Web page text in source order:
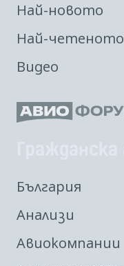
Най-новото
Най-четеното
Видео
България
Анализи
Авиокомпании